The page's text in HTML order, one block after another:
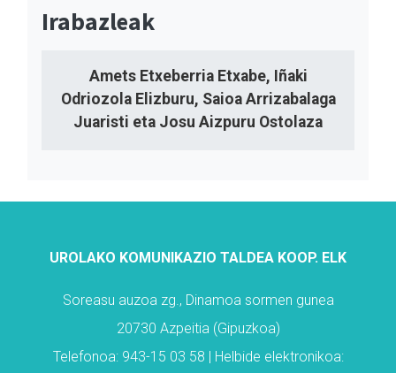
Irabazleak
Amets Etxeberria Etxabe, Iñaki
Odriozola Elizburu, Saioa Arrizabalaga
Juaristi eta Josu Aizpuru Ostolaza
UROLAKO KOMUNIKAZIO TALDEA KOOP. ELK
Soreasu auzoa zg., Dinamoa sormen gunea
20730 Azpeitia (Gipuzkoa)
Telefonoa: 943-15 03 58 | Helbide elektronikoa: